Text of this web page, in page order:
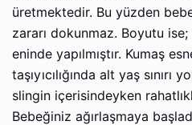
üretmektedir. Bu yüzden
zararı dokunmaz. Boyutu
eninde yapılmıştır. Kumaş
taşıyıcılığında alt yaş sınırı
slingin içerisindeyken
Bebeğiniz ağırlaşmaya